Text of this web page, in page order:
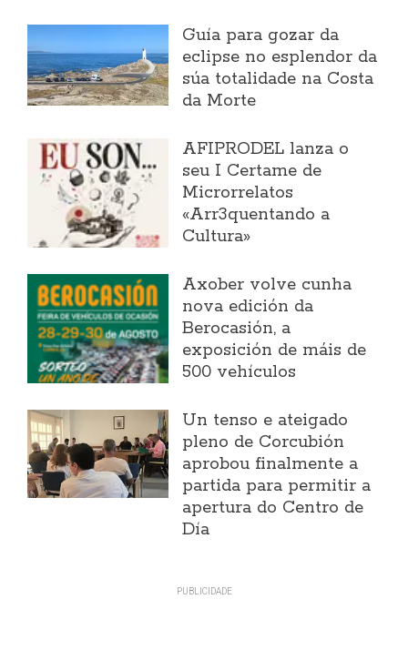
Guía para gozar da
eclipse no esplendor da
súa totalidade na Costa
da Morte
AFIPRODEL lanza o
seu I Certame de
Microrrelatos
«Arr3quentando a
Cultura»
Axober volve cunha
nova edición da
Berocasión, a
exposición de máis de
500 vehículos
Un tenso e ateigado
pleno de Corcubión
aprobou finalmente a
partida para permitir a
apertura do Centro de
Día